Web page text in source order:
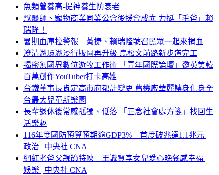
魚類營養高-提神養生防衰老
獸醫師、寵物商業同業公會後援會成立 力挺「毛爸」賴
瑞隆！
暑期血庫拉警報 黃捷、賴瑞隆號召民眾一起來捐血
澄清湖環湖漫行版圖再升級 鳥松文前路新步道完工
揭密無國界數位遊牧工作術 「青年國際論壇」邀英美韓
百萬創作YouTuber打卡高雄
台鐵董事長肯定高市府都計變更 舊機廠華麗轉身化身全
台最大兒童新樂園
長輩退休後常感孤獨、低落 「正念社會處方箋」找回生
活樂趣
116年度國防預算預期逾GDP3% 首度破兆達1.1兆元 |
政治 | 中央社 CNA
網紅老爸父親節特映 王識賢享女兒愛心晚餐感幸福 |
娛樂 | 中央社 CNA